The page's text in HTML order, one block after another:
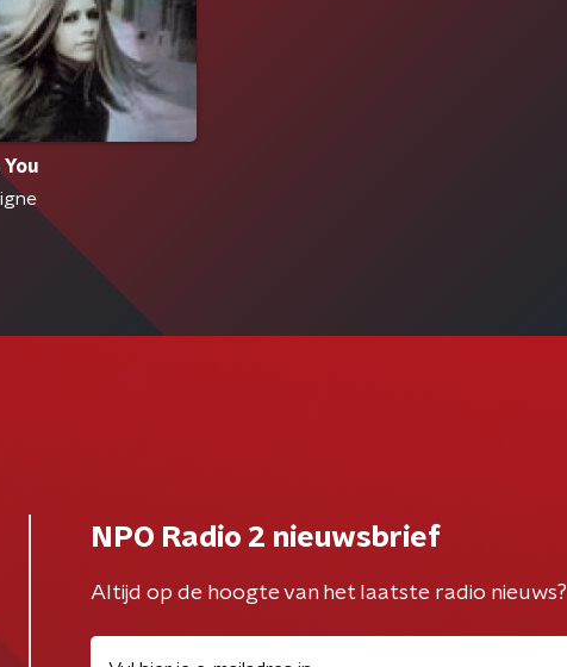
You
NPO Radio 2 nieuwsbrief
Altijd op de hoogte van het laatste radio nieuws?